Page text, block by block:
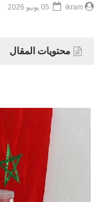
ikram
محتويات المقال